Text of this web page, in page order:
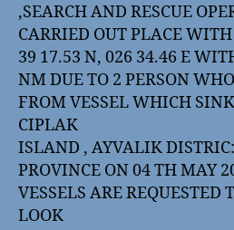
‚SEARCH AND RESCUE
CARRIED OUT PLACE
39 17.53 N, 026 34.46 E
NM DUE TO 2 PERSON
FROM VESSEL WHICH
CIPLAK
ISLAND , AYVALIK
PROVINCE ON 04 TH MAY
VESSELS ARE REQUESTED
LOOK